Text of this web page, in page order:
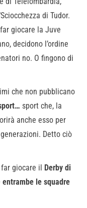
di Tudor.
giocare la Juve
decidono l’ordine
no. O fingono di
che non pubblicano
sport che, la
anche esso per
Detto ciò
giocare il Derby di
entrambe le squadre